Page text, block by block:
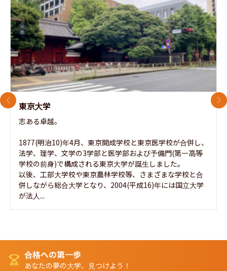
東京大学
志ある卓越。
1877(明治10)年4月、東京開成学校と東京医学校が合併し、
法学、理学、文学の3学部と医学部および予備門(第一高等
学校の前身)で構成される東京大学が誕生しました。
以後、工部大学校や東京農林学校等、さまざまな学校と合
併しながら総合大学となり、2004(平成16)年には国立大学
が法人...
前のスライド 次
合格への第一歩
あなたの夢の大学、見つけよう！